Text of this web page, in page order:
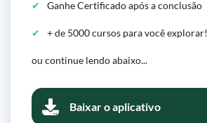
Ganhe Certificado após a conclusão
+ de 5000 cursos para você explorar!
ou continue lendo abaixo...
Baixar o aplicativo